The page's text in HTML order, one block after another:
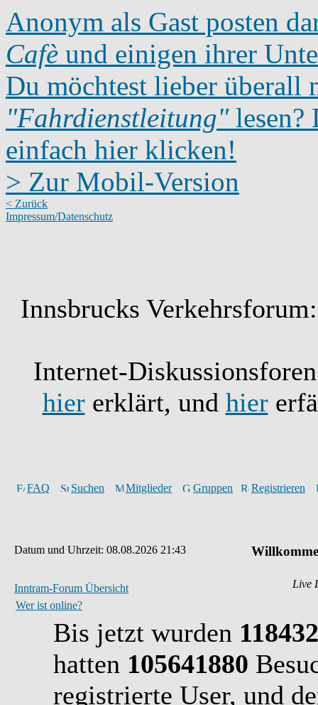
Anonym als Gast posten
Cafè und einigen ihrer
Du möchtest lieber überall
"Fahrdienstleitung"lesen?
einfach hier klicken!
> Zur Mobil-Version
< Zurück
Impressum/Datenschutz
Innsbrucks
Internet-
hiererklärt, und hier
FAQ Suchen Mitglieder Gruppen Registrieren
Datum und Uhrzeit: 08.08.2026 21:43
Inntram-Forum Übersicht
Live
Wer ist online?
Bis jetzt wurden 118432
hatten 105641880
registrierte User, und